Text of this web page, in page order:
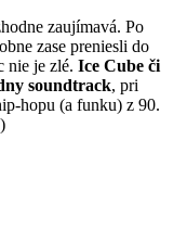
zaujímavá. Po
zase preniesli do
nie je zlé. Ice Cube či
soundtrack, pri
hopu (a funku) z 90.